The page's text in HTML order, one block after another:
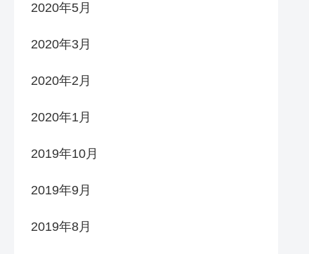
2020年5月
2020年3月
2020年2月
2020年1月
2019年10月
2019年9月
2019年8月